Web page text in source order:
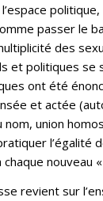
passer le
des
et politiques se
ont été
et actée
nom, union
l’égalité
nouveau
revient sur